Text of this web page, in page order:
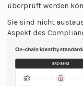
überprüft werden
Sie sind nicht
Aspekt des